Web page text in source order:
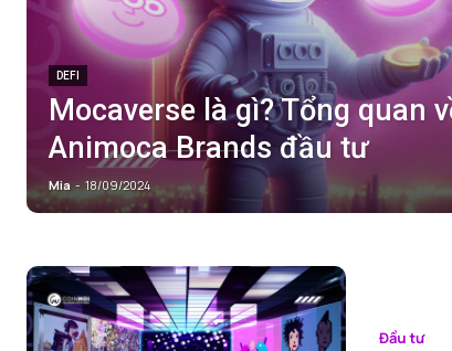
DEFI
Mocaverse là gì? Tổng quan
Animoca Brands đầu tư
Mia - 18/09/2024
Đầu tư